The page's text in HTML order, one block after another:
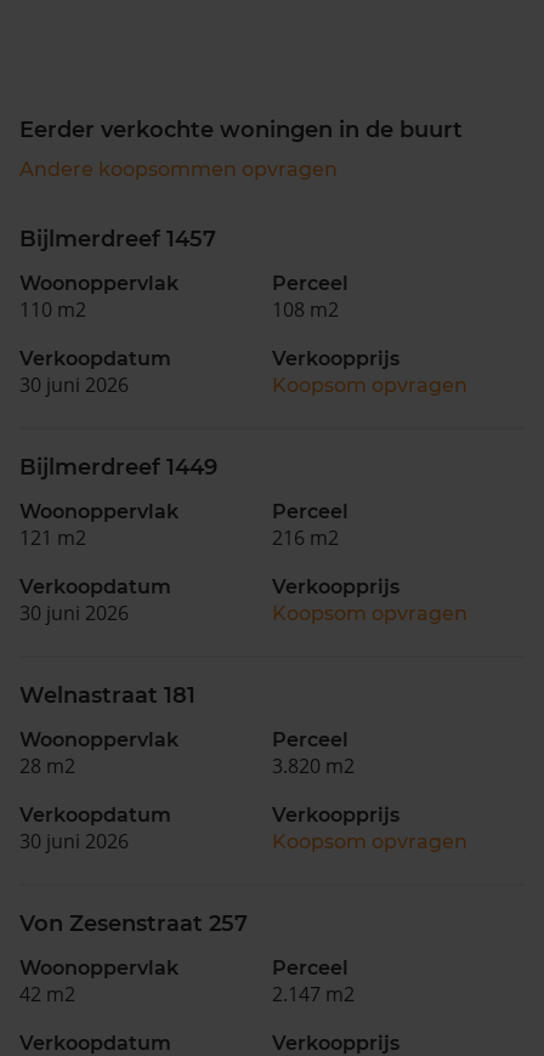
Eerder verkochte woningen in de buurt
Andere koopsommen opvragen
Bijlmerdreef 1457
Woonoppervlak
110 m2
Perceel
108 m2
Verkoopdatum
30 juni 2026
Verkoopprijs
Koopsom opvragen
Bijlmerdreef 1449
Woonoppervlak
121 m2
Perceel
216 m2
Verkoopdatum
30 juni 2026
Verkoopprijs
Koopsom opvragen
Welnastraat 181
Woonoppervlak
28 m2
Perceel
3.820 m2
Verkoopdatum
30 juni 2026
Verkoopprijs
Koopsom opvragen
Von Zesenstraat 257
Woonoppervlak
42 m2
Perceel
2.147 m2
Verkoopdatum
Verkoopprijs